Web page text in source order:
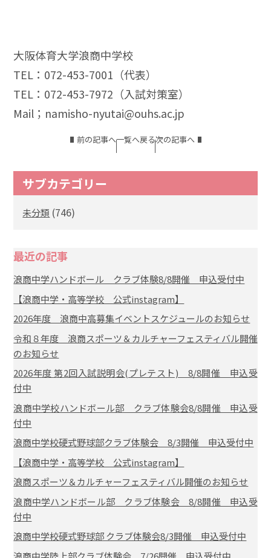
大阪体育大学浪商中学校
TEL：072-453-7001（代表）
TEL：072-453-7972（入試対策室）
Mail；namisho-nyutai@ouhs.ac.jp
前の記事へ一覧へ戻る次の記事へ
サブカテゴリー
未分類 (746)
最近の記事
浪商中学ハンドボール クラブ体験8/8開催 申込受付中
【浪商中学・高等学校 公式instagram】
2026年度 浪商中高募集イベントスケジュールのお知らせ
令和８年度 浪商スポーツ＆カルチャーフェスティバル開催
のお知らせ
2026年度 第2回入試説明会(プレテスト) 8/8開催 申込受
付中
浪商中学校ハンドボール部 クラブ体験会8/8開催 申込受
付中
浪商中学校硬式野球部クラブ体験会 8/3開催 申込受付中
【浪商中学・高等学校 公式instagram】
浪商スポーツ＆カルチャーフェスティバル開催のお知らせ
浪商中学ハンドボール部 クラブ体験会 8/8開催 申込受
付中
浪商中学校硬式野球部 クラブ体験会8/3開催 申込受付中